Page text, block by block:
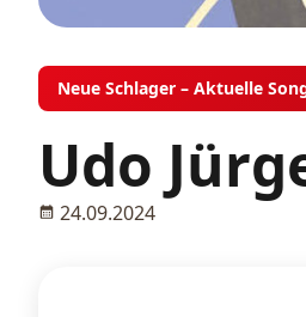
Neue Schlager – Aktuelle
Udo
24.09.2024